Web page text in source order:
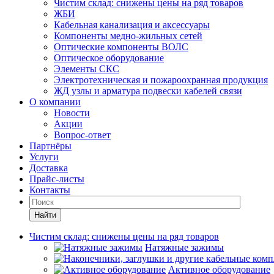
Чистим склад: снижены цены на ряд товаров
ЖБИ
Кабельная канализация и аксессуары
Компоненты медно-жильных сетей
Оптические компоненты ВОЛС
Оптическое оборудование
Элементы СКС
Электротехническая и пожароохранная продукция
ЖД узлы и арматура подвески кабелей связи
О компании
Новости
Акции
Вопрос-ответ
Партнёры
Услуги
Доставка
Прайс-листы
Контакты
Найти
Чистим склад: снижены цены на ряд товаров
Натяжные зажимы
Активное оборудование